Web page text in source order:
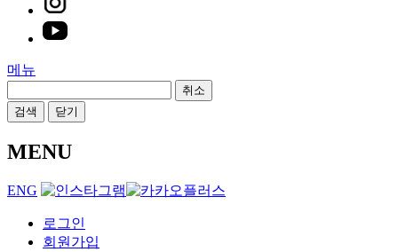
메뉴
취소
검색
닫기
MENU
ENG
로그인
회원가입